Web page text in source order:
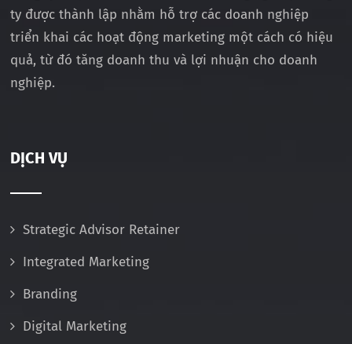
ty được thành lập nhằm hỗ trợ các doanh nghiệp
triển khai các hoạt động marketing một cách có hiệu
quả, từ đó tăng doanh thu và lợi nhuận cho doanh
nghiệp.
DỊCH VỤ
Strategic Advisor Retainer
Integrated Marketing
Branding
Digital Marketing